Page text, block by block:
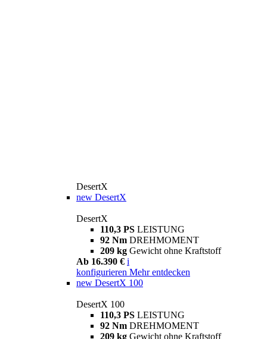
DesertX
new DesertX
DesertX
110,3 PS LEISTUNG
92 Nm DREHMOMENT
209 kg Gewicht ohne Kraftstoff
Ab 16.390 € i
konfigurieren Mehr entdecken
new DesertX 100
DesertX 100
110,3 PS LEISTUNG
92 Nm DREHMOMENT
209 kg Gewicht ohne Kraftstoff